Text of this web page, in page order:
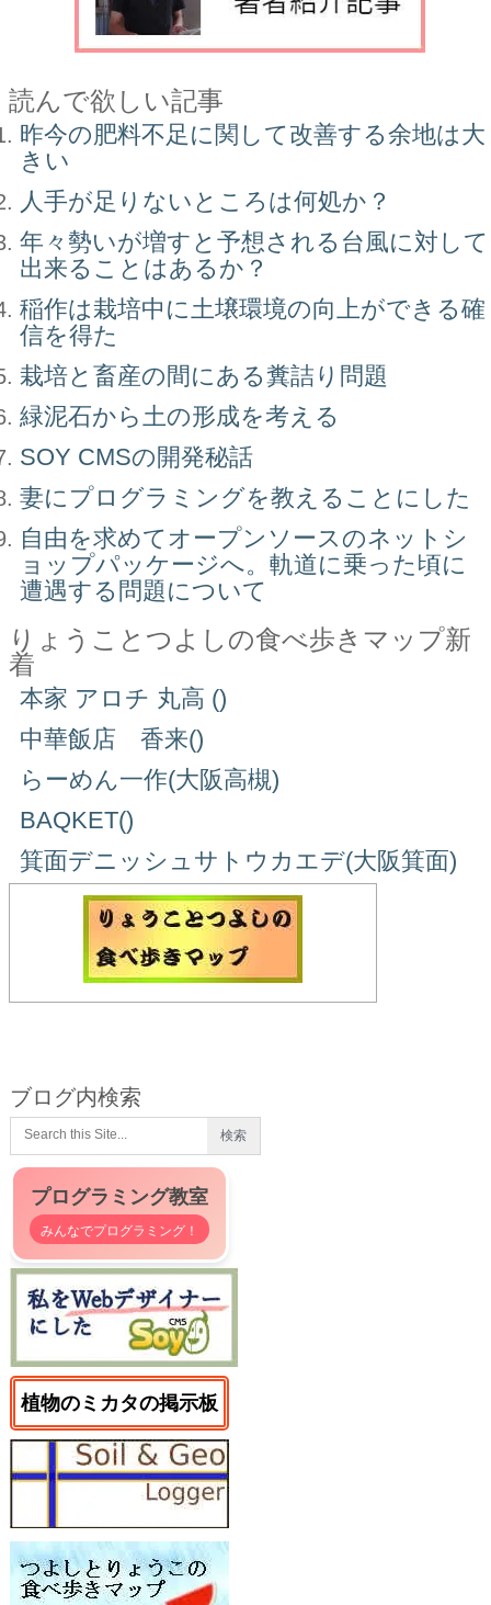
読んで欲しい記事
昨今の肥料不足に関して改善する余地は大
きい
人手が足りないところは何処か？
年々勢いが増すと予想される台風に対して
出来ることはあるか？
稲作は栽培中に土壌環境の向上ができる確
信を得た
栽培と畜産の間にある糞詰り問題
緑泥石から土の形成を考える
SOY CMSの開発秘話
妻にプログラミングを教えることにした
自由を求めてオープンソースのネットシ
ョップパッケージへ。軌道に乗った頃に
遭遇する問題について
りょうことつよしの食べ歩きマップ新
着
本家 アロチ 丸高 ()
中華飯店 香来()
らーめん一作(大阪高槻)
BAQKET()
箕面デニッシュサトウカエデ(大阪箕面)
ブログ内検索
プログラミング教室
みんなでプログラミング！
植物のミカタの掲示板